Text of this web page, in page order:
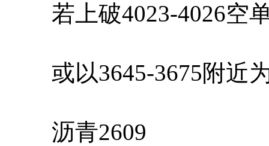
若上破4023-4026空
或以3645-3675附近
沥青2609